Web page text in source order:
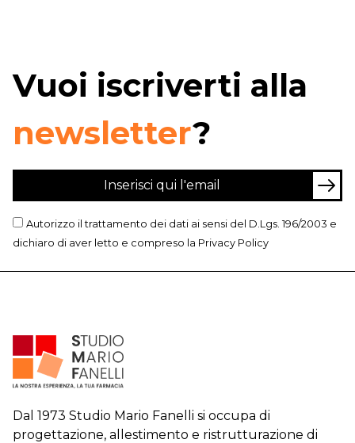
Vuoi iscriverti alla
newsletter?
Autorizzo il trattamento dei dati ai sensi del D.Lgs. 196/2003 e
dichiaro di aver letto e compreso la Privacy Policy
Dal 1973 Studio Mario Fanelli si occupa di
progettazione, allestimento e ristrutturazione di